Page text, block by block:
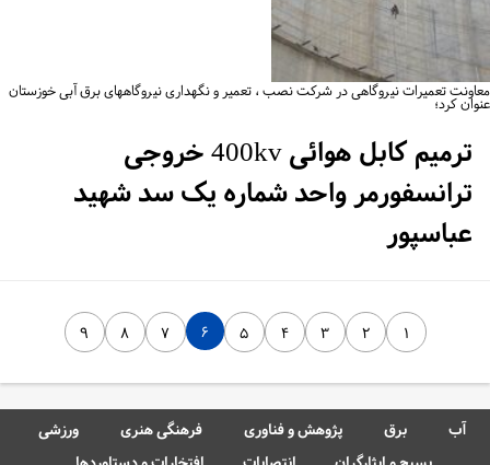
تعمیرات نیروگاهی در شرکت نصب ، تعمیر و نگهداری نیروگاههای برق آبی خوزستان
کرد؛
ترمیم کابل هوائی 400kv خروجی
ترانسفورمر واحد شماره یک سد شهید
عباسپور
آب برق پژوهش و فناوری فرهنگی هنری
ورزشی